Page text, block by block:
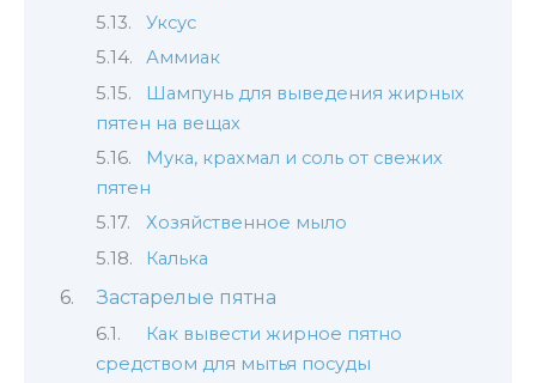
Уксус
Аммиак
Шампунь для выведения жирных
пятен на вещах
Мука, крахмал и соль от свежих
пятен
Хозяйственное мыло
Калька
Застарелые пятна
Как вывести жирное пятно
средством для мытья посуды